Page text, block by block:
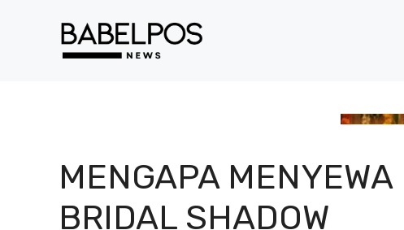
MENGAPA MENYEWA
BRIDAL SHADOW